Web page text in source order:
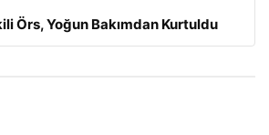
Örs, Yoğun Bakımdan Kurtuldu